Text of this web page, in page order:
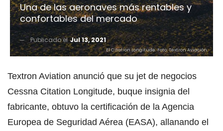
Una de las aeronaves más rentables y
confortables del mercado
Publicado elJul 13, 2021
El Citation Longitude. Foto: Textron Aviación.
Textron Aviation anunció que su jet de negocios
Cessna Citation Longitude, buque insignia del
fabricante, obtuvo la certificación de la Agencia
Europea de Seguridad Aérea (EASA), allanando el